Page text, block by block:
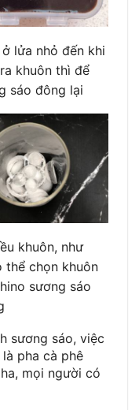
lửa nhỏ đến khi
khuôn thì để
sáo đông lại
khuôn, như
thể chọn khuôn
sương sáo
sương sáo, việc
pha cà phê
mọi người có